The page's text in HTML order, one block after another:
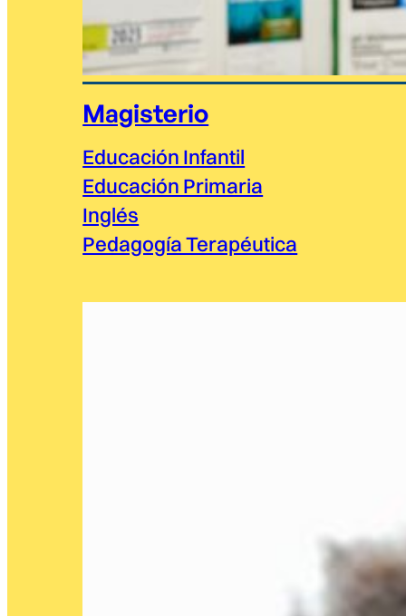
Magisterio
Educación Infantil
Educación Primaria
Inglés
Pedagogía Terapéutica